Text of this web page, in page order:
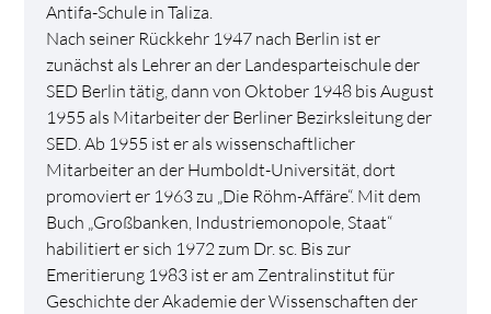
Antifa-Schule in Taliza.
Nach seiner Rückkehr 1947 nach Berlin ist er
zunächst als Lehrer an der Landesparteischule der
SED Berlin tätig, dann von Oktober 1948 bis August
1955 als Mitarbeiter der Berliner Bezirksleitung der
SED. Ab 1955 ist er als wissenschaftlicher
Mitarbeiter an der Humboldt-Universität, dort
promoviert er 1963 zu „Die Röhm-Affäre“. Mit dem
Buch „Großbanken, Industriemonopole, Staat“
habilitiert er sich 1972 zum Dr. sc. Bis zur
Emeritierung 1983 ist er am Zentralinstitut für
Geschichte der Akademie der Wissenschaften der